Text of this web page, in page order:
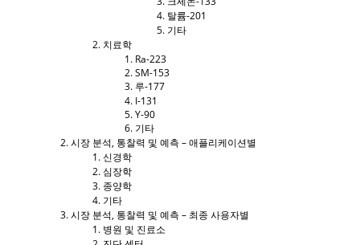
탈륨-201
기타
치료학
Ra-223
SM-153
루-177
I-131
Y-90
기타
시장 분석, 통찰력 및 예측 – 애플리케이션별
신경학
심장학
종양학
기타
시장 분석, 통찰력 및 예측 – 최종 사용자별
병원 및 진료소